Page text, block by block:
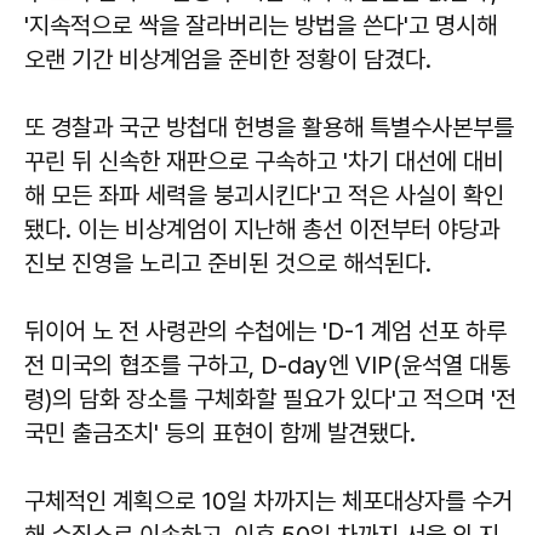
'지속적으로 싹을 잘라버리는 방법을 쓴다'고 명시해
오랜 기간 비상계엄을 준비한 정황이 담겼다.
또 경찰과 국군 방첩대 헌병을 활용해 특별수사본부를
꾸린 뒤 신속한 재판으로 구속하고 '차기 대선에 대비
해 모든 좌파 세력을 붕괴시킨다'고 적은 사실이 확인
됐다. 이는 비상계엄이 지난해 총선 이전부터 야당과
진보 진영을 노리고 준비된 것으로 해석된다.
뒤이어 노 전 사령관의 수첩에는 'D-1 계엄 선포 하루
전 미국의 협조를 구하고, D-day엔 VIP(윤석열 대통
령)의 담화 장소를 구체화할 필요가 있다'고 적으며 '전
국민 출금조치' 등의 표현이 함께 발견됐다.
구체적인 계획으로 10일 차까지는 체포대상자를 수거